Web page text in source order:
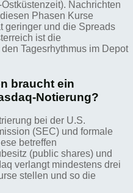
Nachrichten
Phasen Kurse
geringer und die Spreads
ist die
Tagesrhythmus im Depot
braucht ein
Notierung?
bei der U.S.
(SEC) und formale
betreffen
(public shares) und
verlangt mindestens drei
stellen und so die